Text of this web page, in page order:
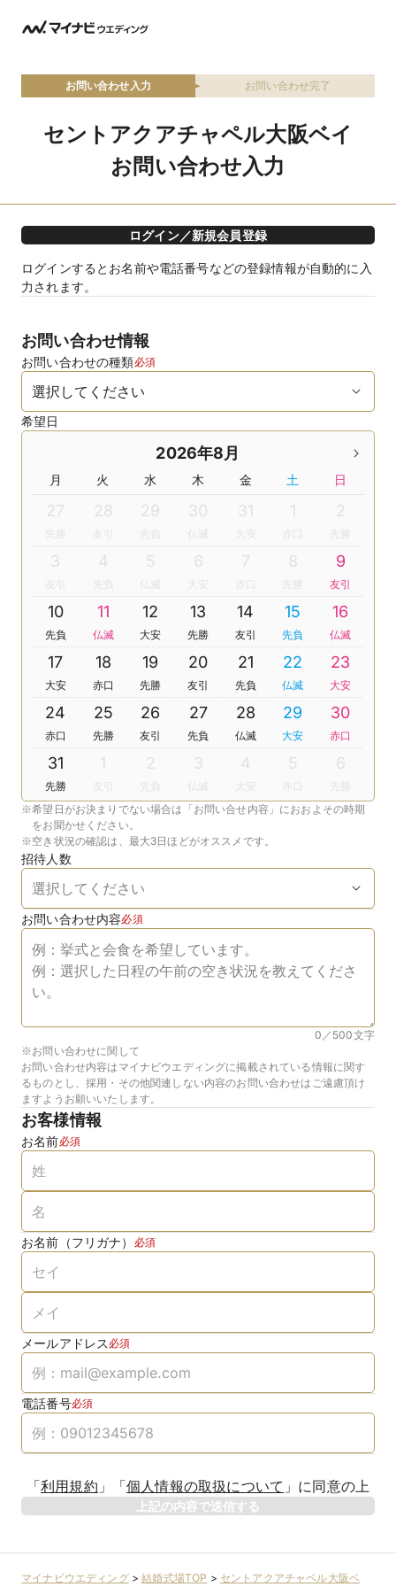
お問い合わせ入力 お問い合わせ完了
セントアクアチャペル大阪ベイ
お問い合わせ入力
ログイン／新規会員登録
ログインするとお名前や電話番号などの登録情報が自動的に入
力されます。
お問い合わせ情報
お問い合わせの種類必須
希望日
2026年8月
月 火 水 木 金 土 日
27 28
友引
29
先負
30
仏滅
31
大安
1 2
3
友引
4
先負
5
仏滅
6
大安
7 8 9
友引
10
先負
11
仏滅
12
大安
13
先勝
14
友引
15
先負
16
仏滅
17
大安
18
赤口
19
先勝
20
友引
21
先負
22
仏滅
23
大安
24
赤口
25
先勝
26
友引
27
先負
28
仏滅
29
大安
30
赤口
31
先勝
1
友引
2
先負
3
仏滅
4
大安
5 6
※希望日がお決まりでない場合は「お問い合せ内容」におおよその時期
をお聞かせください。
※空き状況の確認は、最大3日ほどがオススメです。
招待人数
お問い合わせ内容必須
0／500文字
※お問い合わせに関して
お問い合わせ内容はマイナビウエディングに掲載されている情報に関す
るものとし、採用・その他関連しない内容のお問い合わせはご遠慮頂け
ますようお願いいたします。
お客様情報
お名前必須
お名前（フリガナ） 必須
メールアドレス 必須
電話番号必須
「利用規約 」 「個人情報の取扱について 」 に同意の上
上記の内容で送信する
マイナビウエディング>結婚式場TOP > セントアクアチャペル大阪ベ